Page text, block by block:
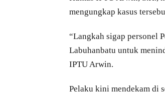
mengungkap kasus
“Langkah sigap personel
Labuhanbatu untuk
IPTU Arwin.
Pelaku kini mendekam di